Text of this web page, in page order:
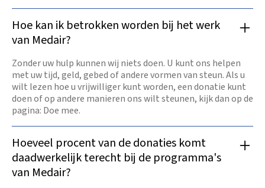
Hoe kan ik betrokken worden bij het werk
van Medair?
Zonder uw hulp kunnen wij niets doen. U kunt ons helpen
met uw tijd, geld, gebed of andere vormen van steun. Als u
wilt lezen hoe u vrijwilliger kunt worden, een donatie kunt
doen of op andere manieren ons wilt steunen, kijk dan op de
pagina: Doe mee.
Hoeveel procent van de donaties komt
daadwerkelijk terecht bij de programma's
van Medair?